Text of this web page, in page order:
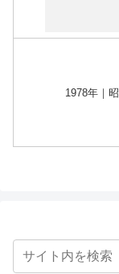
1978年｜